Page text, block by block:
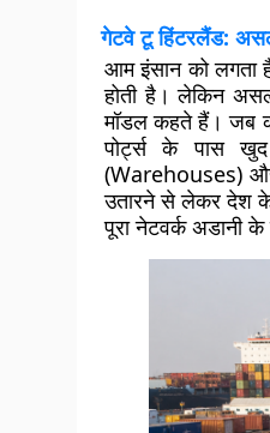
गेटवे टू हिंटरलैंड:
आम इंसान को लगता
होती है। लेकिन
मॉडल कहते हैं। जब
पोर्ट्स के पास खुद
(Warehouses)
उतारने से लेकर देश के
पूरा नेटवर्क अडानी